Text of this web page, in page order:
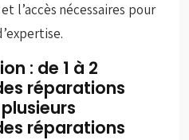
l’accès nécessaires pour
: de 1 à 2
réparations
réparations